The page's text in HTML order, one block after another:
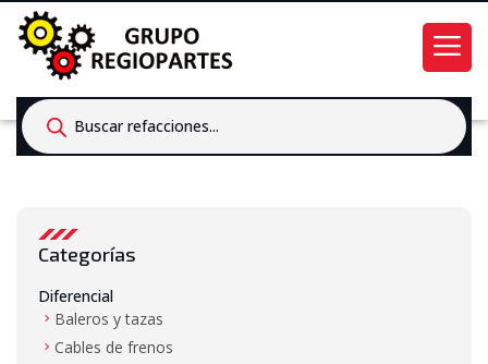
Products
search
Categorías
Diferencial
Baleros y tazas
Cables de frenos